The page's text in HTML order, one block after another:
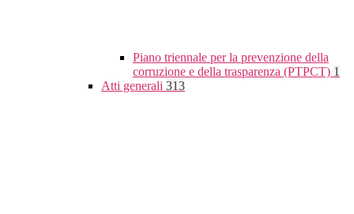
Piano triennale per la prevenzione della
corruzione e della trasparenza (PTPCT) 1
Atti generali 313